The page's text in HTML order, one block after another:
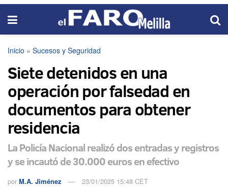
Inicio » Sucesos y Seguridad
Siete detenidos en una
operación por falsedad en
documentos para obtener
residencia
La Policía Nacional realizó dos entradas y registros
y se incautó de 30.000 euros en efectivo
por M.A. Jiménez 23/01/2025 15:48 CET